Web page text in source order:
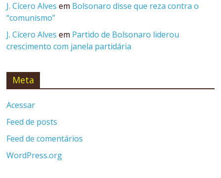
J. Cícero Alves em Bolsonaro disse que reza contra o
“comunismo”
J. Cícero Alves em Partido de Bolsonaro liderou
crescimento com janela partidária
Meta
Acessar
Feed de posts
Feed de comentários
WordPress.org